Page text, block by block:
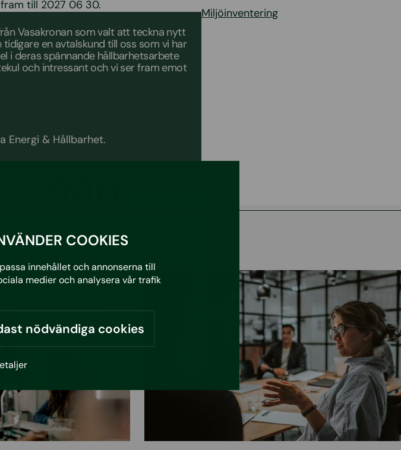
COOKIES
innehållet och annonserna till
medier och analysera vår trafik
nödvändiga cookies
till 2027 06 30.
Vasakronan som valt att teckna nytt
en avtalskund till oss som vi har
i deras spännande hållbarhetsarbete
och intressant och vi ser fram emot
Energi & Hållbarhet.
Miljöinventering